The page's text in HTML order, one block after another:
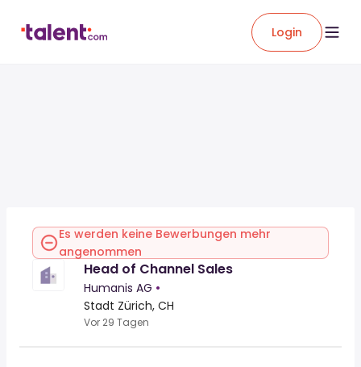
Login
Es werden keine Bewerbungen mehr
angenommen
Head of Channel Sales
Humanis AG •
Stadt Zürich, CH
Vor 29 Tagen